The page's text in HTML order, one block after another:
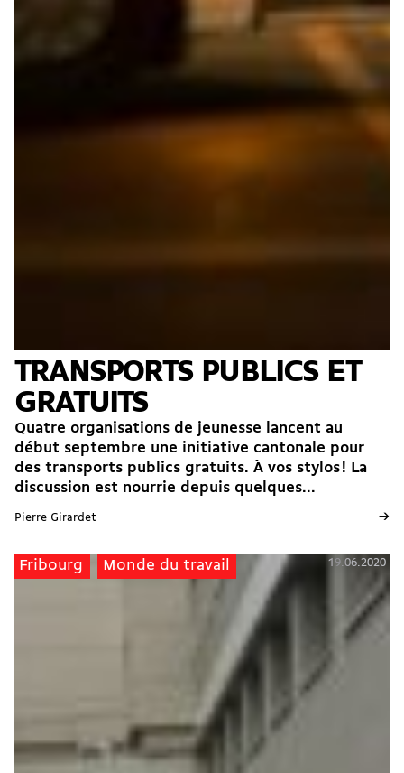
TRANSPORTS PUBLICS ET
GRATUITS
Quatre organisations de jeunesse lancent au
début septembre une initiative cantonale pour
des transports publics gratuits. À vos stylos ! La
discussion est nourrie depuis quelques...
Pierre Girardet →
Fribourg Monde du travail 19.06.2020